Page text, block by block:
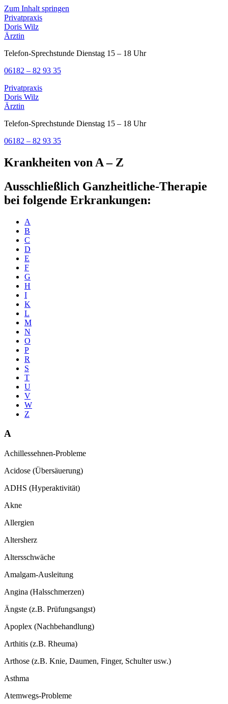
Zum Inhalt springen
Privatpraxis
Doris Wilz
Ärztin
Telefon-Sprechstunde Dienstag 15 – 18 Uhr
06182 – 82 93 35
Privatpraxis
Doris Wilz
Ärztin
Telefon-Sprechstunde Dienstag 15 – 18 Uhr
06182 – 82 93 35
Krankheiten von A – Z
Ausschließlich Ganzheitliche-Therapie
bei folgende Erkrankungen:
A
B
C
D
E
F
G
H
I
K
L
M
N
O
P
R
S
T
U
V
W
Z
A
Achillessehnen-Probleme
Acidose (Übersäuerung)
ADHS (Hyperaktivität)
Akne
Allergien
Altersherz
Altersschwäche
Amalgam-Ausleitung
Angina (Halsschmerzen)
Ängste (z.B. Prüfungsangst)
Apoplex (Nachbehandlung)
Arthitis (z.B. Rheuma)
Arthose (z.B. Knie, Daumen, Finger, Schulterusw.)
Asthma
Atemwegs-Probleme